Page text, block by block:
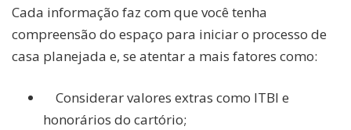
Cada informação faz com que você tenha
compreensão do espaço para iniciar o processo de
casa planejada e, se atentar a mais fatores como:
Considerar valores extras como ITBI e
honorários do cartório;